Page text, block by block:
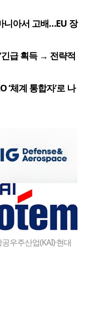
니아서 고배…EU 장
급 획득 → 전략적
‘체계 통합자’로 나
우주산업(KAI)·현대